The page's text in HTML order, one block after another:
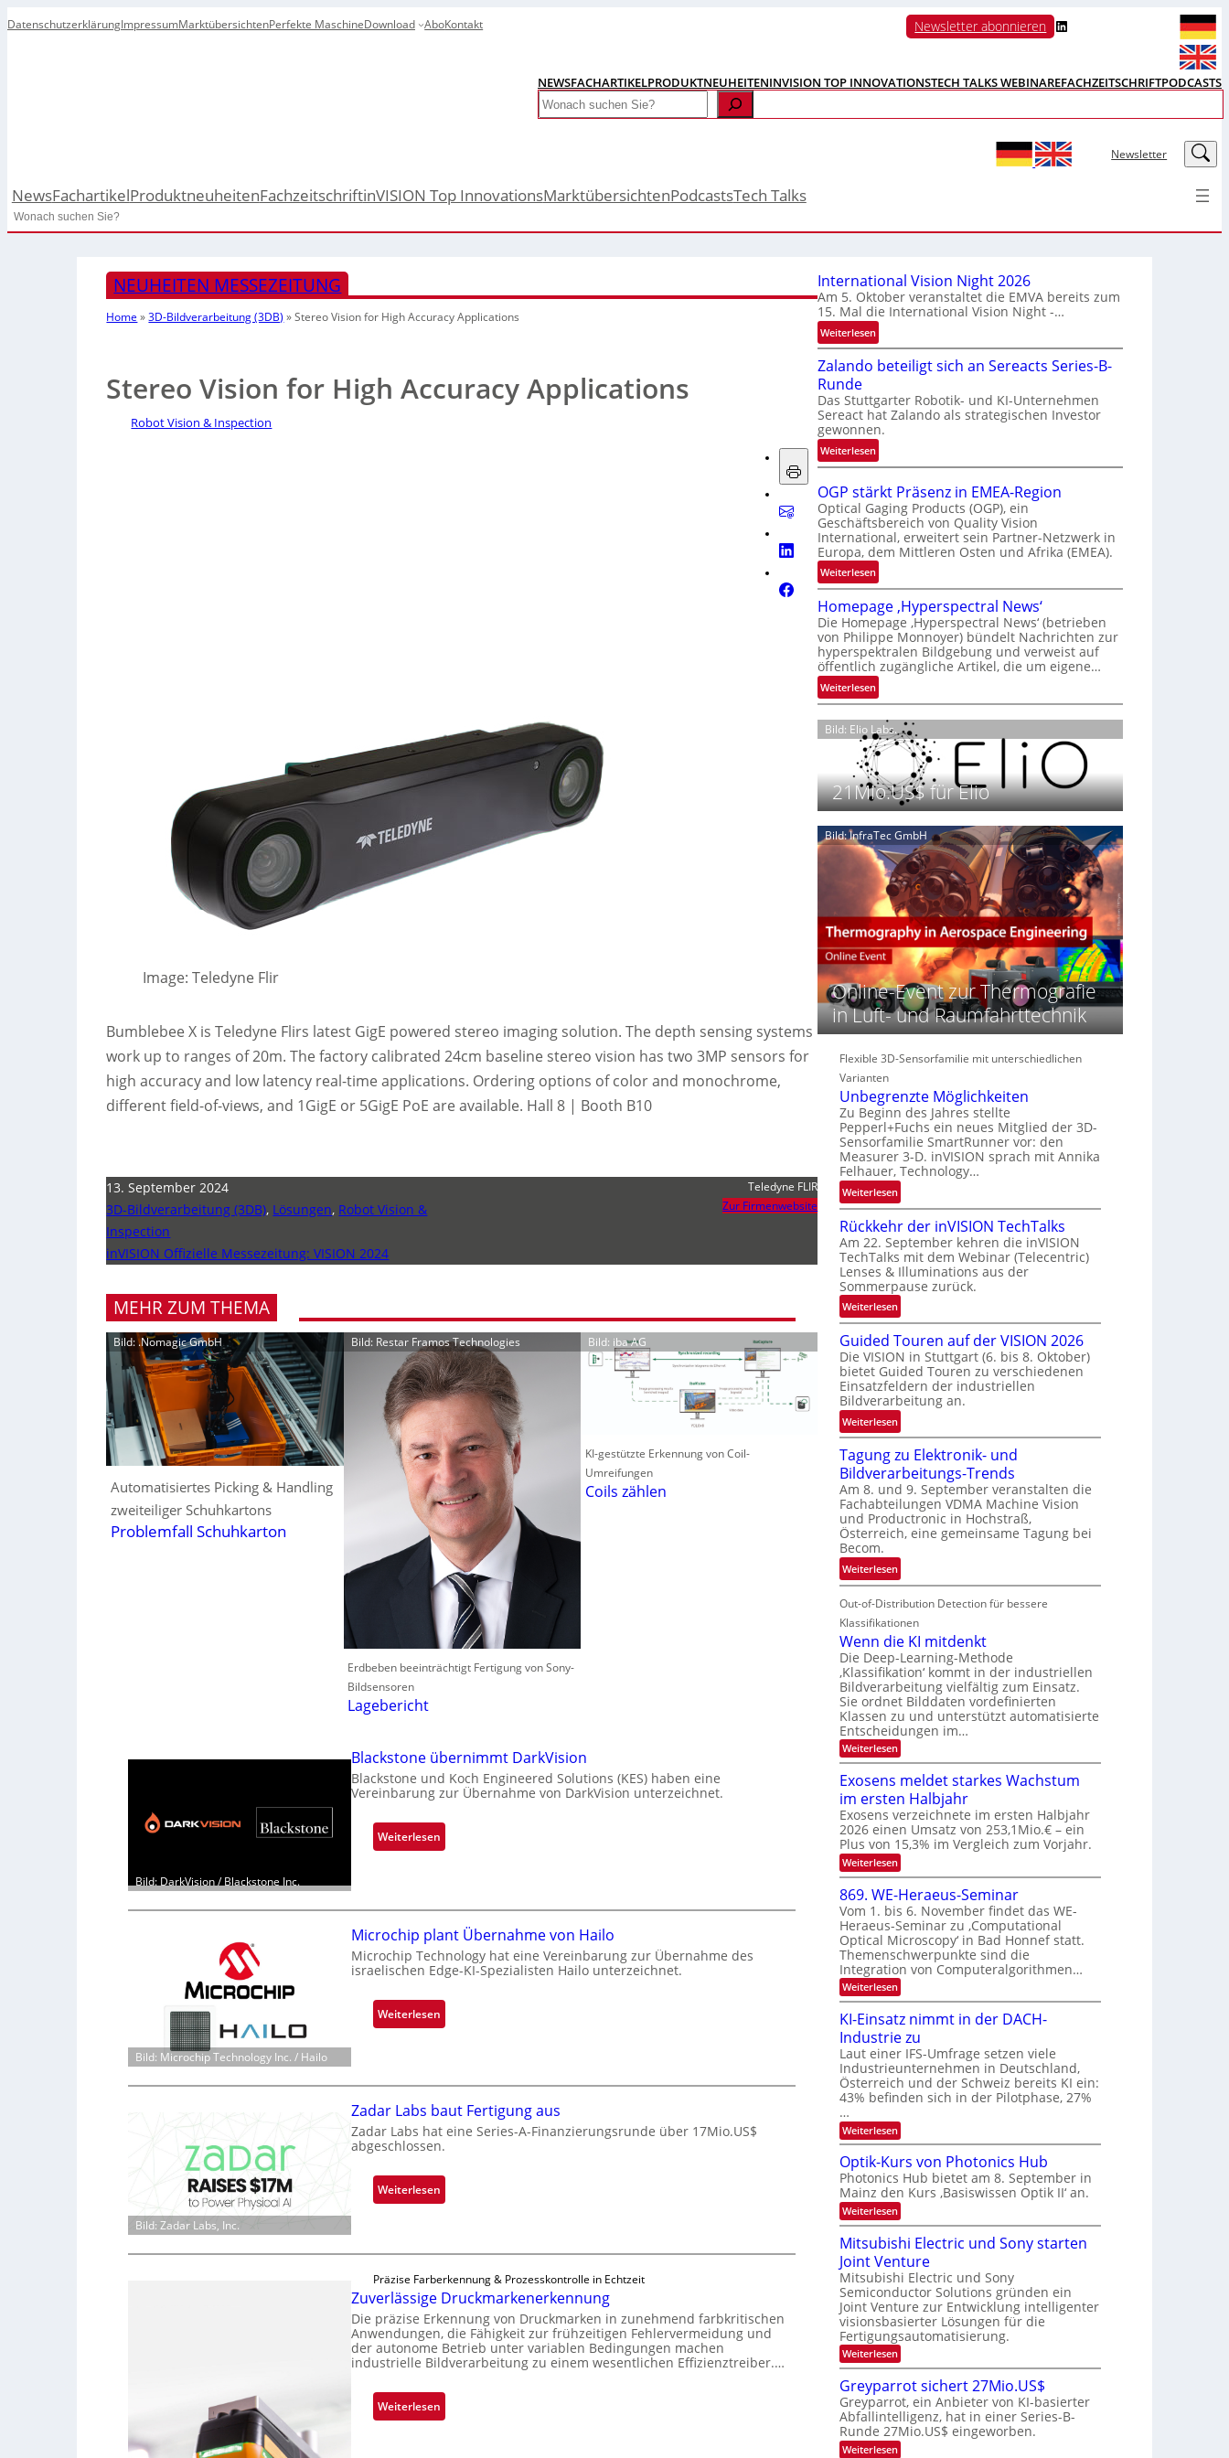
DatenschutzerklärungImpressumMarktübersichtenPerfekte MaschineDownload AboKontakt Newsletter abonnieren LinkedIn
NEWSFACHARTIKELPRODUKTNEUHEITENINVISION TOP INNOVATIONSTECH TALKS WEBINAREFACHZEITSCHRIFTPODCASTS
Search
Newsletter LinkedIn
NewsFachartikelProduktneuheitenFachzeitschriftinVISION Top InnovationsMarktübersichtenPodcastsTech Talks
Search
NEUHEITEN MESSEZEITUNG
Home »3D-Bildverarbeitung (3DB) »Stereo Vision for High Accuracy Applications
Stereo Vision for High Accuracy Applications
Robot Vision & Inspection
Image: Teledyne Flir
Bumblebee X is Teledyne Flirs latest GigE powered stereo imaging solution. The depth sensing systems
work up to ranges of 20m. The factory calibrated 24cm baseline stereo vision has two 3MP sensors for
high accuracy and low latency real-time applications. Ordering options of color and monochrome,
different field-of-views, and 1GigE or 5GigE PoE are available. Hall 8 | Booth B10
13. September 2024
3D-Bildverarbeitung (3DB), Lösungen, Robot Vision &
Inspection
inVISION Offizielle Messezeitung: VISION 2024
Teledyne FLIR
Zur Firmenwebsite
MEHR ZUM THEMA
Bild: .Nomagic GmbH
Automatisiertes Picking & Handling
zweiteiliger Schuhkartons
Problemfall Schuhkarton
Bild: Restar Framos Technologies
Erdbeben beeinträchtigt Fertigung von Sony-
Bildsensoren
Lagebericht
Bild: iba AG
KI-gestützte Erkennung von Coil-
Umreifungen
Coils zählen
Bild: DarkVision / Blackstone Inc.
Blackstone übernimmt DarkVision
Blackstone und Koch Engineered Solutions (KES) haben eine
Vereinbarung zur Übernahme von DarkVision unterzeichnet.
Weiterlesen:
B
c
k
s
t
e
e
r
n
i
m
t
r
k
V
i
s
i
n
Bild: Microchip Technology Inc. / Hailo
Microchip plant Übernahme von Hailo
Microchip Technology hat eine Vereinbarung zur Übernahme des
israelischen Edge-KI-Spezialisten Hailo unterzeichnet.
Weiterlesen:
M
r
o
c
h
p
p
t
Ü
b
e
r
a
h
Bild: Zadar Labs, Inc.
Zadar Labs baut Fertigung aus
Zadar Labs hat eine Series-A-Finanzierungsrunde über 17Mio.US$
abgeschlossen.
Weiterlesen:
Z
r
L
a
b
s
u
Präzise Farberkennung & Prozesskontrolle in Echtzeit
Zuverlässige Druckmarkenerkennung
Die präzise Erkennung von Druckmarken in zunehmend farbkritischen
Anwendungen, die Fähigkeit zur frühzeitigen Fehlervermeidung und
der autonome Betrieb unter variablen Bedingungen machen
industrielle Bildverarbeitung zu einem wesentlichen Effizienztreiber.…
Weiterlesen:
Z
International Vision Night 2026
Am 5. Oktober veranstaltet die EMVA bereits zum
15. Mal die International Vision Night -…
Weiterlesen:
I
n
e
r
n
a
t
i
o
n
a
l
V
i
s
i
o
n
N
i
h
t
2
0
2
Zalando beteiligt sich an Sereacts Series-B-
Runde
Das Stuttgarter Robotik- und KI-Unternehmen
Sereact hat Zalando als strategischen Investor
gewonnen.
Weiterlesen:
Z
a
l
a
n
d
o
b
e
t
e
i
l
i
t
s
i
c
h
a
n
S
e
e
a
c
t
S
e
r
e
s
-
B
-
R
u
n
d
e
OGP stärkt Präsenz in EMEA-Region
Optical Gaging Products (OGP), ein
Geschäftsbereich von Quality Vision
International, erweitert sein Partner-Netzwerk in
Europa, dem Mittleren Osten und Afrika (EMEA).
Weiterlesen:
O
G
P
s
t
ä
r
t
P
r
ä
s
e
n
z
i
E
M
E
A
R
e
g
o
n
Homepage ‚Hyperspectral News‘
Die Homepage ‚Hyperspectral News‘ (betrieben
von Philippe Monnoyer) bündelt Nachrichten zur
hyperspektralen Bildgebung und verweist auf
öffentlich zugängliche Artikel, die um eigene…
Weiterlesen:
H
o
m
e
p
a
g
e
‚
H
y
p
e
r
s
p
e
c
t
r
N
e
w
s
Bild: Elio Labs.
21Mio.US$ für Elio
Bild: InfraTec GmbH
Online-Event zur Thermografie
in Luft- und Raumfahrttechnik
Flexible 3D-Sensorfamilie mit unterschiedlichen
Varianten
Unbegrenzte Möglichkeiten
Zu Beginn des Jahres stellte
Pepperl+Fuchs ein neues Mitglied der 3D-
Sensorfamilie SmartRunner vor: den
Measurer 3-D. inVISION sprach mit Annika
Felhauer, Technology…
Weiterlesen:
U
n
b
e
g
r
e
z
t
e
M
g
l
i
c
h
k
e
i
t
e
n
Rückkehr der inVISION TechTalks
Am 22. September kehren die inVISION
TechTalks mit dem Webinar (Telecentric)
Lenses & Illuminations aus der
Sommerpause zurück.
Weiterlesen:
R
ü
c
k
k
e
h
d
e
r
i
n
I
S
I
O
N
T
e
c
h
T
a
l
k
Guided Touren auf der VISION 2026
Die VISION in Stuttgart (6. bis 8. Oktober)
bietet Guided Touren zu verschiedenen
Einsatzfeldern der industriellen
Bildverarbeitung an.
Weiterlesen:
G
u
i
d
e
d
T
o
u
e
n
a
u
f
d
e
r
V
I
S
I
O
N
2
0
2
6
Tagung zu Elektronik- und
Bildverarbeitungs-Trends
Am 8. und 9. September veranstalten die
Fachabteilungen VDMA Machine Vision
und Productronic in Hochstraß,
Österreich, eine gemeinsame Tagung bei
Becom.
Weiterlesen:
T
a
g
u
n
g
z
u
E
l
e
k
t
r
o
n
i
k
-
u
n
d
B
i
l
d
v
e
r
a
r
b
e
i
t
u
n
g
s
-
T
r
e
n
d
s
Out-of-Distribution Detection für bessere
Klassifikationen
Wenn die KI mitdenkt
Die Deep-Learning-Methode
‚Klassifikation‘ kommt in der industriellen
Bildverarbeitung vielfältig zum Einsatz.
Sie ordnet Bilddaten vordefinierten
Klassen zu und unterstützt automatisierte
Entscheidungen im…
Weiterlesen:
W
n
n
d
i
e
K
I
m
i
t
d
e
n
k
t
Exosens meldet starkes Wachstum
im ersten Halbjahr
Exosens verzeichnete im ersten Halbjahr
2026 einen Umsatz von 253,1Mio.€ – ein
Plus von 15,3% im Vergleich zum Vorjahr.
Weiterlesen:
E
x
o
s
e
n
s
m
e
l
d
e
t
s
t
a
r
k
e
W
a
h
s
t
u
m
m
e
r
s
t
e
n
H
a
l
b
j
a
h
r
869. WE-Heraeus-Seminar
Vom 1. bis 6. November findet das WE-
Heraeus-Seminar zu ‚Computational
Optical Microscopy‘ in Bad Honnef statt.
Themenschwerpunkte sind die
Integration von Computeralgorithmen…
Weiterlesen:
8
9
.
W
E
-
H
e
a
e
s
-
S
e
m
i
n
a
r
KI-Einsatz nimmt in der DACH-
Industrie zu
Laut einer IFS-Umfrage setzen viele
Industrieunternehmen in Deutschland,
Österreich und der Schweiz bereits KI ein:
43% befinden sich in der Pilotphase, 27%
…
Weiterlesen:
K
-
E
i
n
s
a
t
z
n
i
m
m
t
i
n
d
e
r
D
A
C
H
-
Optik-Kurs von Photonics Hub
Photonics Hub bietet am 8. September in
Mainz den Kurs ‚Basiswissen Optik II‘ an.
Weiterlesen:
O
p
t
i
k
-
K
u
r
s
v
o
P
h
o
t
o
n
Mitsubishi Electric und Sony starten
Joint Venture
Mitsubishi Electric und Sony
Semiconductor Solutions gründen ein
Joint Venture zur Entwicklung intelligenter
visionsbasierter Lösungen für die
Fertigungsautomatisierung.
Weiterlesen:
M
t
s
u
b
i
s
Greyparrot sichert 27Mio.US$
Greyparrot, ein Anbieter von KI-basierter
Abfallintelligenz, hat in einer Series-B-
Runde 27Mio.US$ eingeworben.
Weiterlesen: